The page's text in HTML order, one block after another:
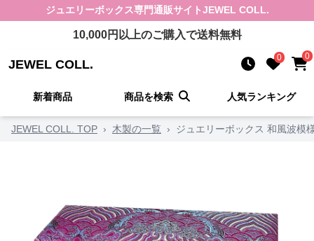
ジュエリーボックス専門通販サイトJEWEL COLL.
10,000円以上のご購入で送料無料
JEWEL COLL. 0 0
新着商品 商品を検索 人気ランキング
JEWEL COLL. TOP › 木製の一覧 › ジュエリーボックス 和風波模